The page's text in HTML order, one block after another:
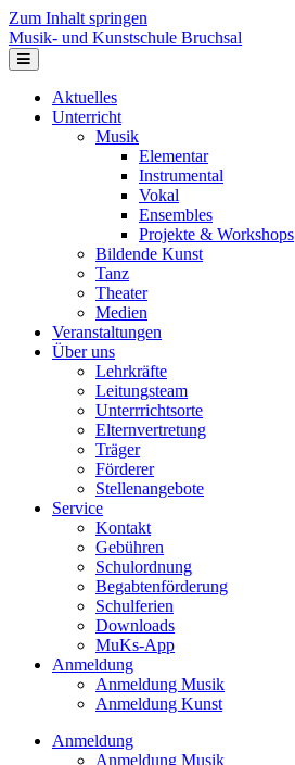
Zum Inhalt springen
Musik- und Kunstschule Bruchsal
Navigation
Aktuelles
Unterricht
Musik
Elementar
Instrumental
Vokal
Ensembles
Projekte & Workshops
Bildende Kunst
Tanz
Theater
Medien
Veranstaltungen
Über uns
Lehrkräfte
Leitungsteam
Unterrrichtsorte
Elternvertretung
Träger
Förderer
Stellenangebote
Service
Kontakt
Gebühren
Schulordnung
Begabtenförderung
Schulferien
Downloads
MuKs-App
Anmeldung
Anmeldung Musik
Anmeldung Kunst
Anmeldung
Anmeldung Musik